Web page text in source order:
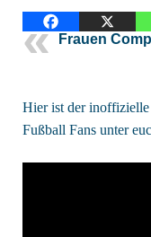
Frauen
Hier ist der
Fußball Fans unter